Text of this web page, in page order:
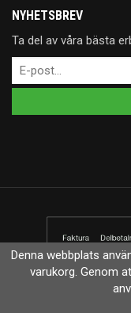
NYHETSBREV
Ta del av våra bästa
Denna webbplats
varukorg. Genom